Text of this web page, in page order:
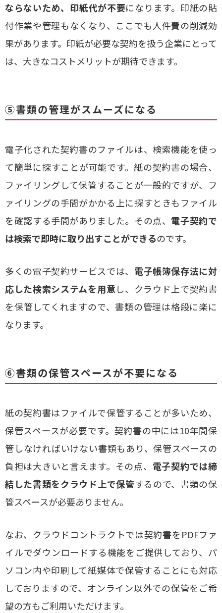
ならないため、印紙代が不要になります。印紙の貼
付作業や管理もなくなり、ここでも人件費の削減効
果があります。印紙が必要な契約を扱う企業にとって
は、大きなコストメリットが期待できます。
⑤書類の管理がスムーズになる
電子化された契約書のファイルは、検索機能を使っ
て簡単に探すことが可能です。紙の契約書の場合、
ファイリングして保管することが一般的ですが、フ
ァイリングの手間がかかる上に探すときもファイル
を確認する手間がありました。その点、 電子契約で
は検索で即時に取り出すことができるのです。
多くの電子契約サービスでは、 電子帳簿保存法に対
応した検索システムを用意し、クラウド上で契約書
を保管してくれますので、書類の管理は格段に楽に
なります。
⑥書類の保管スペースが不要になる
紙の契約書はファイルで保管することが多いため、
保管スペースが必要です。契約書の中には10年間保
管しなければいけない書類もあり、保管スペースの
負担は大きいと言えます。その点、 電子契約では締
結した書類をクラウド上で保管するので、書類の保
管スペースが必要ありません。
なお、クラウドコントラクトでは契約書をPDFファ
イルでダウンロードする機能をご提供しており、パ
ソコン内や印刷して紙媒体で保管することにも対応
しておりますので、オンライン以外での保管をご希
望の方もご利用いただけます。